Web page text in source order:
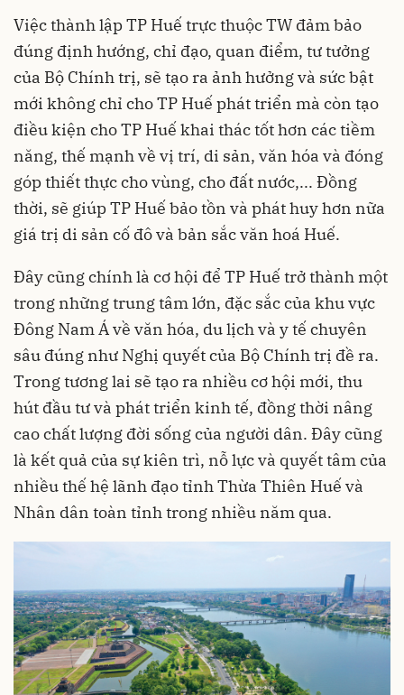
Việc thành lập TP Huế trực thuộc TW đảm bảo
đúng định hướng, chỉ đạo, quan điểm, tư tưởng
của Bộ Chính trị, sẽ tạo ra ảnh hưởng và sức bật
mới không chỉ cho TP Huế phát triển mà còn tạo
điều kiện cho TP Huế khai thác tốt hơn các tiềm
năng, thế mạnh về vị trí, di sản, văn hóa và đóng
góp thiết thực cho vùng, cho đất nước,... Đồng
thời, sẽ giúp TP Huế bảo tồn và phát huy hơn nữa
giá trị di sản cố đô và bản sắc văn hoá Huế.
Đây cũng chính là cơ hội để TP Huế trở thành một
trong những trung tâm lớn, đặc sắc của khu vực
Đông Nam Á về văn hóa, du lịch và y tế chuyên
sâu đúng như Nghị quyết của Bộ Chính trị đề ra.
Trong tương lai sẽ tạo ra nhiều cơ hội mới, thu
hút đầu tư và phát triển kinh tế, đồng thời nâng
cao chất lượng đời sống của người dân. Đây cũng
là kết quả của sự kiên trì, nỗ lực và quyết tâm của
nhiều thế hệ lãnh đạo tỉnh Thừa Thiên Huế và
Nhân dân toàn tỉnh trong nhiều năm qua.